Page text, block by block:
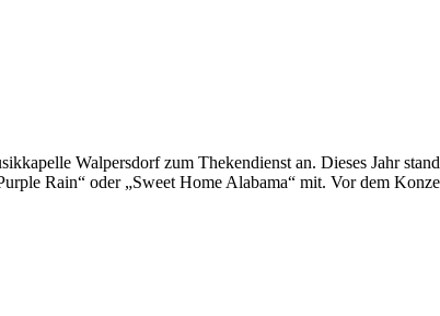
Walpersdorf zum Thekendienst an. Dieses Jahr
Rain“ oder „Sweet Home Alabama“ mit. Vor dem